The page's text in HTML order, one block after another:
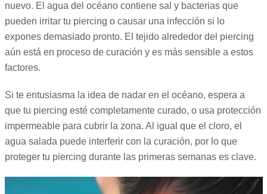
nuevo. El agua del océano contiene sal y bacterias que
pueden irritar tu piercing o causar una infección si lo
expones demasiado pronto. El tejido alrededor del piercing
aún está en proceso de curación y es más sensible a estos
factores.
Si te entusiasma la idea de nadar en el océano, espera a
que tu piercing esté completamente curado, o usa protección
impermeable para cubrir la zona. Al igual que el cloro, el
agua salada puede interferir con la curación, por lo que
proteger tu piercing durante las primeras semanas es clave.